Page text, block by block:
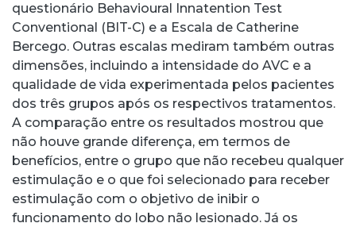
questionário Behavioural Innatention Test
Conventional (BIT-C) e a Escala de Catherine
Bercego. Outras escalas mediram também outras
dimensões, incluindo a intensidade do AVC e a
qualidade de vida experimentada pelos pacientes
dos três grupos após os respectivos tratamentos.
A comparação entre os resultados mostrou que
não houve grande diferença, em termos de
benefícios, entre o grupo que não recebeu qualquer
estimulação e o que foi selecionado para receber
estimulação com o objetivo de inibir o
funcionamento do lobo não lesionado. Já os